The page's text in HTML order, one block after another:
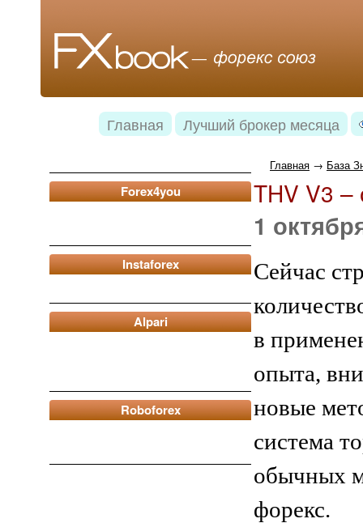
Главная Лучший брокер месяца
Forex4you
Instaforex
Alpari
Roboforex
Главная → База
THV V3 –
1
Сейчас
в
опыта,
новые
система
обычных
форекс.